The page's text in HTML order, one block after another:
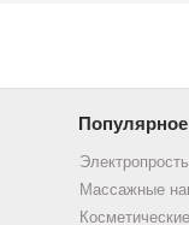
Популярное
Массажные